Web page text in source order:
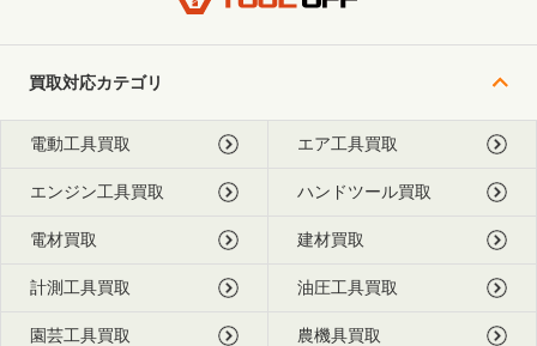
買取対応カテゴリ
電動工具買取 エア工具買取
エンジン工具買取 ハンドツール買取
電材買取 建材買取
計測工具買取 油圧工具買取
園芸工具買取 農機具買取